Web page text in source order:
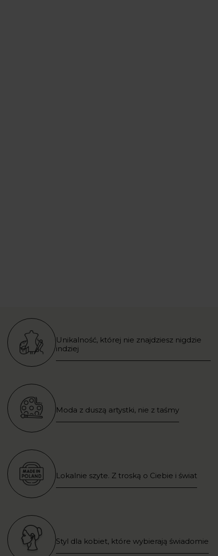
Unikalność, której nie znajdziesz nigdzie
indziej
Moda z duszą artystki, nie z taśmy
Lokalnie szyte. Z troską o Ciebie i świat
Styl dla kobiet, które wybierają świadomie